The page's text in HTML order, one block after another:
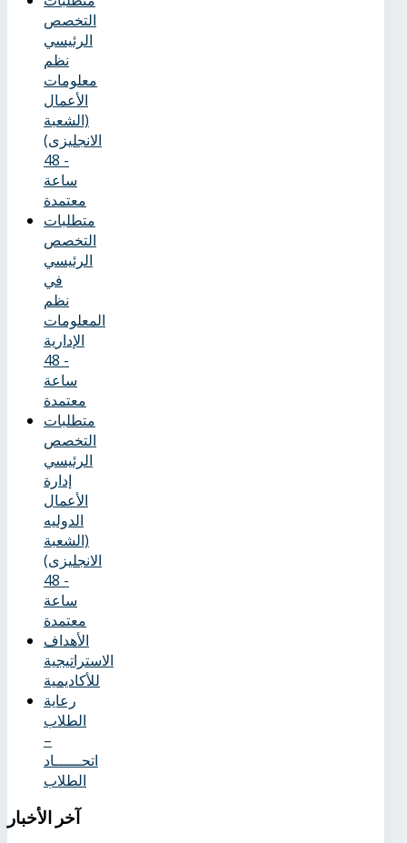
التخصص
الرئيسي
نظم
معلومات
الأعمال
(الشعبة
الانجليزى)
- 48
ساعة
معتمدة
متطلبات
التخصص
الرئيسي
في
نظم
المعلومات
الإدارية
- 48
ساعة
معتمدة
متطلبات
التخصص
الرئيسي
إدارة
الأعمال
الدوليه
(الشعبة
الانجليزى)
- 48
ساعة
معتمدة
الأهداف
الاستراتيجية
للأكاديمية
رعاية
الطلاب
–
اتحــــــاد
الطلاب
آخر
الأخبار